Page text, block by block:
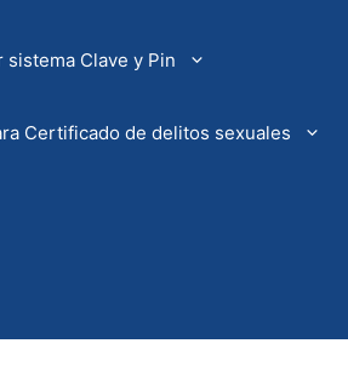
sistema Clave y Pin
Certificado de delitos sexuales